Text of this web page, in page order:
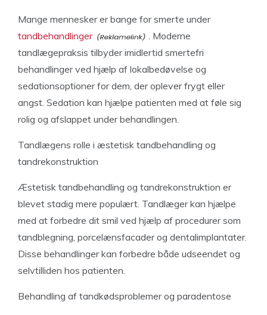
Mange mennesker er bange for smerte under
tandbehandlinger
. Moderne
tandlægepraksis tilbyder imidlertid smertefri
behandlinger ved hjælp af lokalbedøvelse og
sedationsoptioner for dem, der oplever frygt eller
angst. Sedation kan hjælpe patienten med at føle sig
rolig og afslappet under behandlingen.
Tandlægens rolle i æstetisk tandbehandling og
tandrekonstruktion
Æstetisk tandbehandling og tandrekonstruktion er
blevet stadig mere populært. Tandlæger kan hjælpe
med at forbedre dit smil ved hjælp af procedurer som
tandblegning, porcelænsfacader og dentalimplantater.
Disse behandlinger kan forbedre både udseendet og
selvtilliden hos patienten.
Behandling af tandkødsproblemer og paradentose